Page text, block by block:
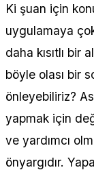
Ki şuan için
uygulamaya
daha kısıtlı
böyle olası bir
önleyebiliriz?
yapmak için
ve yardımcı
önyargıdır.